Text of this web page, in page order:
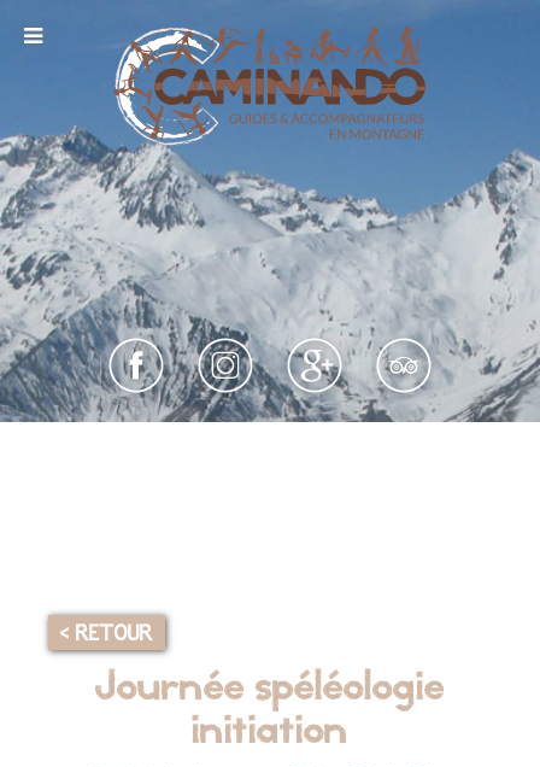
< RETOUR
Journée spéléologie
initiation